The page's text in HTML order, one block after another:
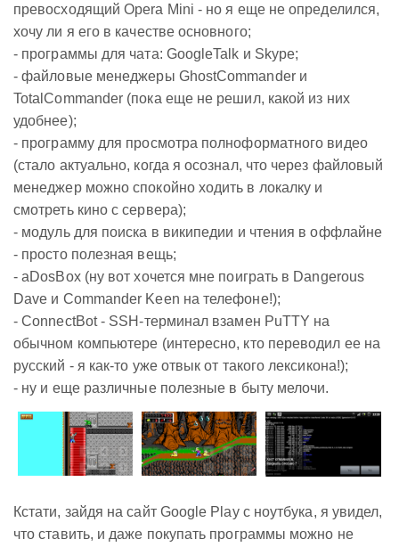
превосходящий Opera Mini - но я еще не определился,
хочу ли я его в качестве основного;
- программы для чата: GoogleTalk и Skype;
- файловые менеджеры GhostCommander и
TotalCommander (пока еще не решил, какой из них
удобнее);
- программу для просмотра полноформатного видео
(стало актуально, когда я осознал, что через файловый
менеджер можно спокойно ходить в локалку и
смотреть кино с сервера);
- модуль для поиска в википедии и чтения в оффлайне
- просто полезная вещь;
- aDosBox (ну вот хочется мне поиграть в Dangerous
Dave и Commander Keen на телефоне!);
- ConnectBot - SSH-терминал взамен PuTTY на
обычном компьютере (интересно, кто переводил ее на
русский - я как-то уже отвык от такого лексикона!);
- ну и еще различные полезные в быту мелочи.
Кстати, зайдя на сайт Google Play с ноутбука, я увидел,
что ставить, и даже покупать программы можно не